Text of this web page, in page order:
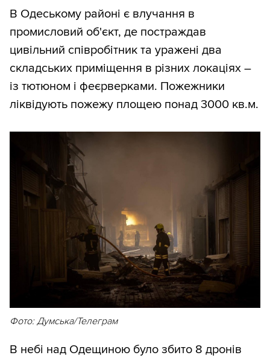
В Одеському районі є влучання в
промисловий об'єкт, де постраждав
цивільний співробітник та уражені два
складських приміщення в різних локаціях –
із тютюном і феєрверками. Пожежники
ліквідують пожежу площею понад 3000 кв.м.
Фото: Думська/Телеграм
В небі над Одещиною було збито 8 дронів